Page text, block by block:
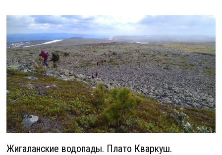
Жигаланские водопады. Плато Кваркуш.